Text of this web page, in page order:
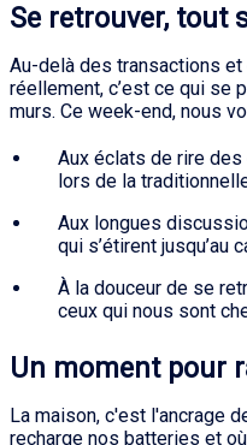
Se retrouver, tout
Au-delà des transactions
réellement, c’est ce qui se
murs. Ce week-end, nous
Aux éclats de rire
lors de la
Aux longues
qui s’étirent jusqu’au
À la douceur de se
ceux qui nous sont
Un moment pour
La maison, c'est l'ancrage
recharge nos batteries et